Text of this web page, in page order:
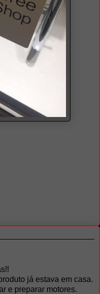
já estava em casa.
e preparar motores.